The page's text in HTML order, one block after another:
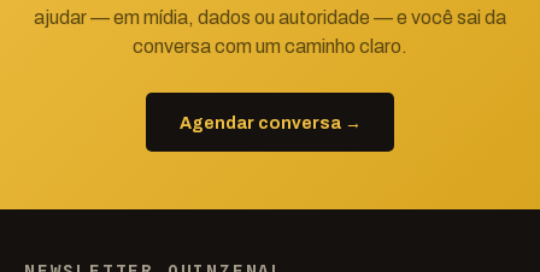
ajudar — em mídia, dados ou autoridade — e você sai da
conversa com um caminho claro.
Agendar conversa →